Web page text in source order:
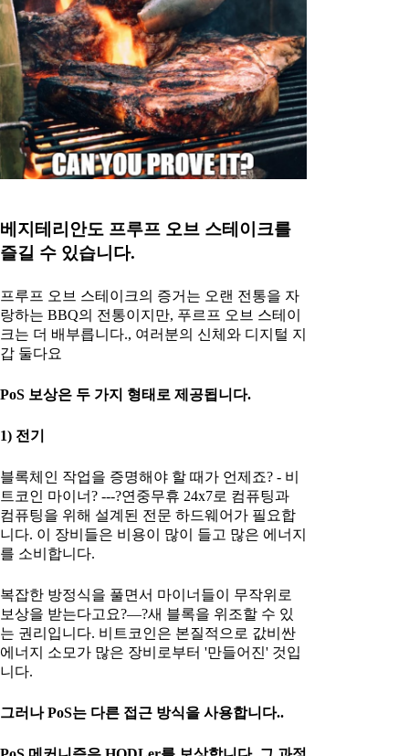
베지테리안도 프루프 오브 스테이크를
즐길 수 있습니다.
프루프 오브 스테이크의 증거는 오랜 전통을 자
랑하는 BBQ의 전통이지만, 푸르프 오브 스테이
크는 더 배부릅니다., 여러분의 신체와 디지털 지
갑 둘다요
PoS 보상은 두 가지 형태로 제공됩니다.
1) 전기
블록체인 작업을 증명해야 할 때가 언제죠? - 비
트코인 마이너? ---?연중무휴 24x7로 컴퓨팅과
컴퓨팅을 위해 설계된 전문 하드웨어가 필요합
니다. 이 장비들은 비용이 많이 들고 많은 에너지
를 소비합니다.
복잡한 방정식을 풀면서 마이너들이 무작위로
보상을 받는다고요?—?새 블록을 위조할 수 있
는 권리입니다. 비트코인은 본질적으로 값비싼
에너지 소모가 많은 장비로부터 '만들어진' 것입
니다.
그러나 PoS는 다른 접근 방식을 사용합니다..